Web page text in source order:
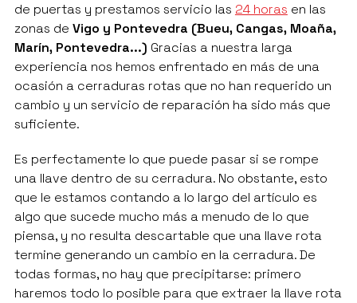
de puertas y prestamos servicio las 24 horas en las
zonas de Vigo y Pontevedra (Bueu, Cangas, Moaña,
Marín, Pontevedra...) Gracias a nuestra larga
experiencia nos hemos enfrentado en más de una
ocasión a cerraduras rotas que no han requerido un
cambio y un servicio de reparación ha sido más que
suficiente.
Es perfectamente lo que puede pasar si se rompe
una llave dentro de su cerradura. No obstante, esto
que le estamos contando a lo largo del artículo es
algo que sucede mucho más a menudo de lo que
piensa, y no resulta descartable que una llave rota
termine generando un cambio en la cerradura. De
todas formas, no hay que precipitarse: primero
haremos todo lo posible para que extraer la llave rota